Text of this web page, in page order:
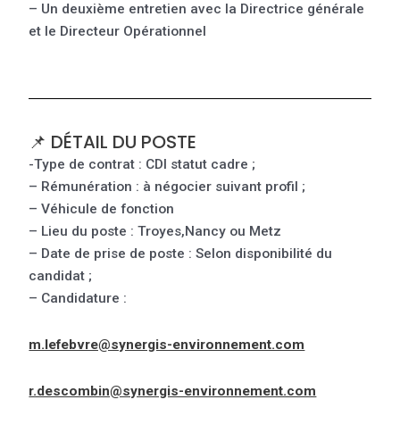
– Un deuxième entretien avec la Directrice générale
et le Directeur Opérationnel
📌 DÉTAIL DU POSTE
-Type de contrat : CDI statut cadre ;
– Rémunération : à négocier suivant profil ;
– Véhicule de fonction
– Lieu du poste : Troyes,Nancy ou Metz
– Date de prise de poste : Selon disponibilité du
candidat ;
– Candidature :
m.lefebvre@synergis-environnement.com
r.descombin@synergis-environnement.com